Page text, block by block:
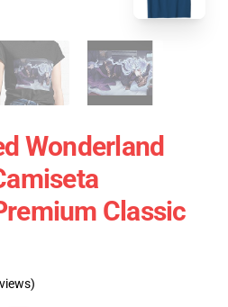
Wonderland
Classic